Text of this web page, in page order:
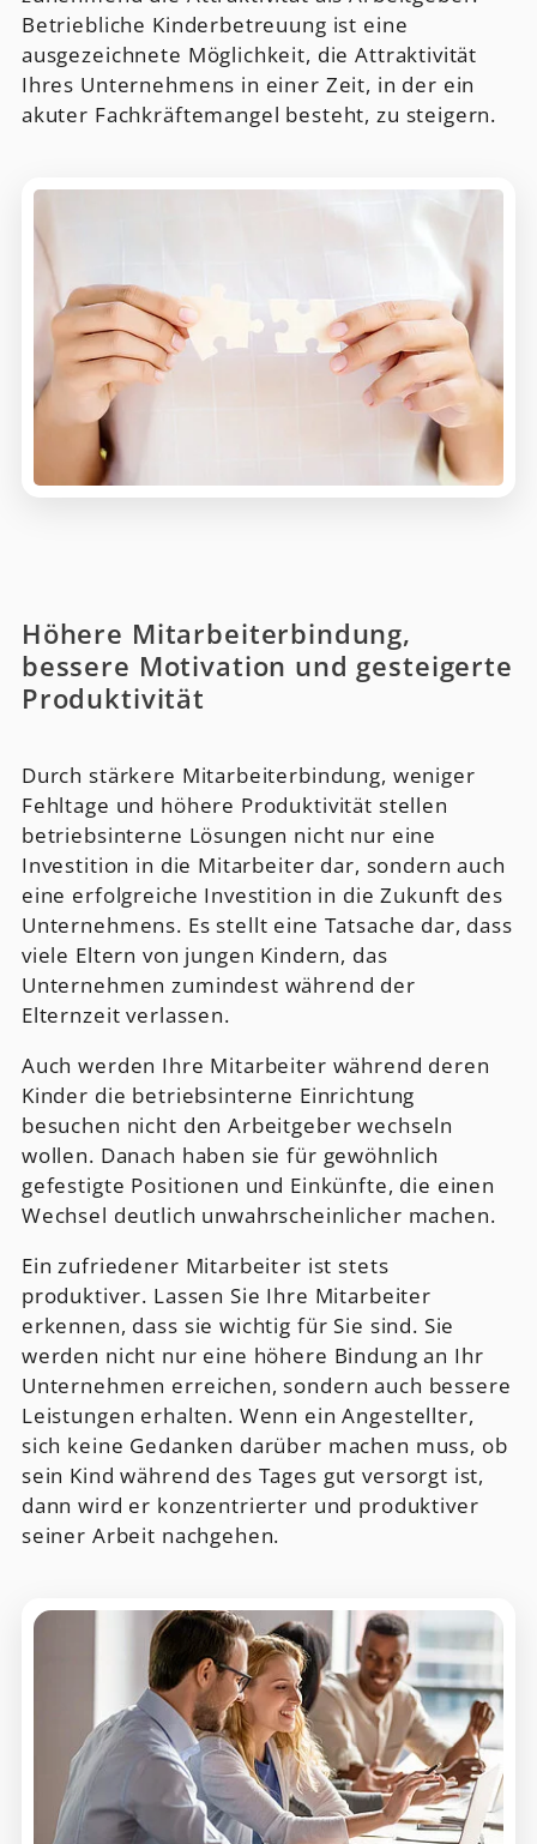
Betriebliche Kinderbetreuung ist eine
ausgezeichnete Möglichkeit, die Attraktivität
Ihres Unternehmens in einer Zeit, in der ein
akuter Fachkräftemangel besteht, zu steigern.
Höhere Mitarbeiterbindung,
bessere Motivation und gesteigerte
Produktivität
Durch stärkere Mitarbeiterbindung, weniger
Fehltage und höhere Produktivität stellen
betriebsinterne Lösungen nicht nur eine
Investition in die Mitarbeiter dar, sondern auch
eine erfolgreiche Investition in die Zukunft des
Unternehmens. Es stellt eine Tatsache dar, dass
viele Eltern von jungen Kindern, das
Unternehmen zumindest während der
Elternzeit verlassen.
Auch werden Ihre Mitarbeiter während deren
Kinder die betriebsinterne Einrichtung
besuchen nicht den Arbeitgeber wechseln
wollen. Danach haben sie für gewöhnlich
gefestigte Positionen und Einkünfte, die einen
Wechsel deutlich unwahrscheinlicher machen.
Ein zufriedener Mitarbeiter ist stets
produktiver. Lassen Sie Ihre Mitarbeiter
erkennen, dass sie wichtig für Sie sind. Sie
werden nicht nur eine höhere Bindung an Ihr
Unternehmen erreichen, sondern auch bessere
Leistungen erhalten. Wenn ein Angestellter,
sich keine Gedanken darüber machen muss, ob
sein Kind während des Tages gut versorgt ist,
dann wird er konzentrierter und produktiver
seiner Arbeit nachgehen.